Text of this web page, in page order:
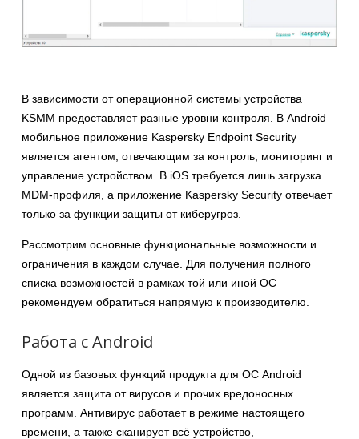
В зависимости от операционной системы устройства
KSMM предоставляет разные уровни контроля. В Android
мобильное приложение Kaspersky Endpoint Security
является агентом, отвечающим за контроль, мониторинг и
управление устройством. В iOS требуется лишь загрузка
MDM-профиля, а приложение Kaspersky Security отвечает
только за функции защиты от киберугроз.
Рассмотрим основные функциональные возможности и
ограничения в каждом случае. Для получения полного
списка возможностей в рамках той или иной ОС
рекомендуем обратиться напрямую к производителю.
Работа с Android
Одной из базовых функций продукта для ОС Android
является защита от вирусов и прочих вредоносных
программ. Антивирус работает в режиме настоящего
времени, а также сканирует всё устройство,